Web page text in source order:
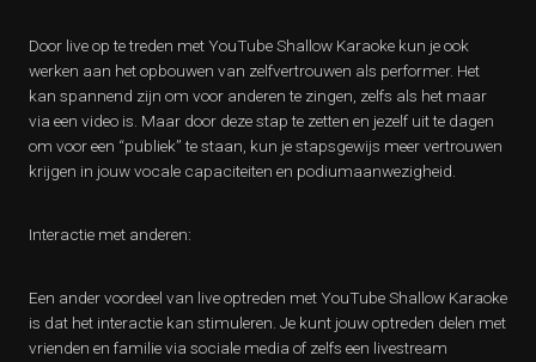
Door live op te treden met YouTube Shallow Karaoke kun je ook
werken aan het opbouwen van zelfvertrouwen als performer. Het
kan spannend zijn om voor anderen te zingen, zelfs als het maar
via een video is. Maar door deze stap te zetten en jezelf uit te dagen
om voor een “publiek” te staan, kun je stapsgewijs meer vertrouwen
krijgen in jouw vocale capaciteiten en podiumaanwezigheid.
Interactie met anderen:
Een ander voordeel van live optreden met YouTube Shallow Karaoke
is dat het interactie kan stimuleren. Je kunt jouw optreden delen met
vrienden en familie via sociale media of zelfs een livestream